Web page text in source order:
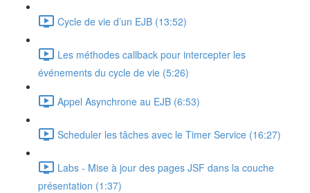
Cycle de vie d’un EJB (13:52)
Les méthodes callback pour intercepter les
événements du cycle de vie (5:26)
Appel Asynchrone au EJB (6:53)
Scheduler les tâches avec le Timer Service (16:27)
Labs - Mise à jour des pages JSF dans la couche
présentation (1:37)